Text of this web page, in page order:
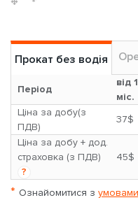
Прокат без водія
Період
від 1
міс.
Ціна за добу(з
ПДВ)
37$
Ціна за добу + дод.
страховка (з ПДВ)
?
45$
* Ознайомитися з